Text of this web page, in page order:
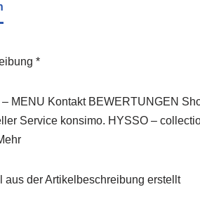
*
MENU Kontakt BEWERTUNGEN
Service konsimo. HYSSO –
aus der Artikelbeschreibung erstellt